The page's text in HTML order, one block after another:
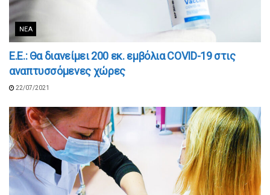
ΝΈΑ
E.Ε.: Θα διανείμει 200 εκ. εμβόλια COVID-19 στις
αναπτυσσόμενες χώρες
22/07/2021